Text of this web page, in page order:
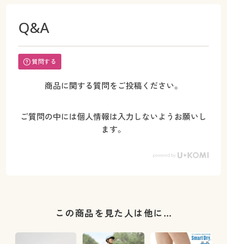
Q&A
質問する
商品に関する質問をご投稿ください。
ご質問の中には個人情報は入力しないようお願いし
ます。
この商品を見た人は他に…